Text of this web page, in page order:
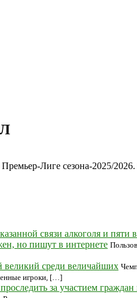
Лиге сезона-2025/
связи алкоголя и пяти
но пишут в интернете
среди величайших
игроки, […]
за участием